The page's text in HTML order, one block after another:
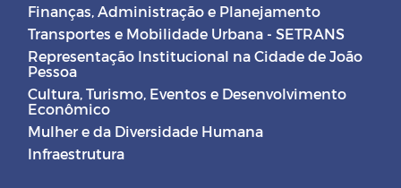
Finanças, Administração e Planejamento
Transportes e Mobilidade Urbana - SETRANS
Representação Institucional na Cidade de João
Pessoa
Cultura, Turismo, Eventos e Desenvolvimento
Econômico
Mulher e da Diversidade Humana
Infraestrutura